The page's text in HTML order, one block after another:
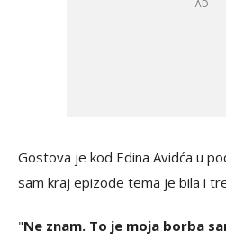
Gostova je kod Edina Avidća u
sam kraj epizode tema je bila i
"Ne znam. To je moja borba